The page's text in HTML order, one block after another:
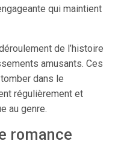
qui maintient
de l’histoire
amusants. Ces
dans le
régulièrement et
au genre.
romance